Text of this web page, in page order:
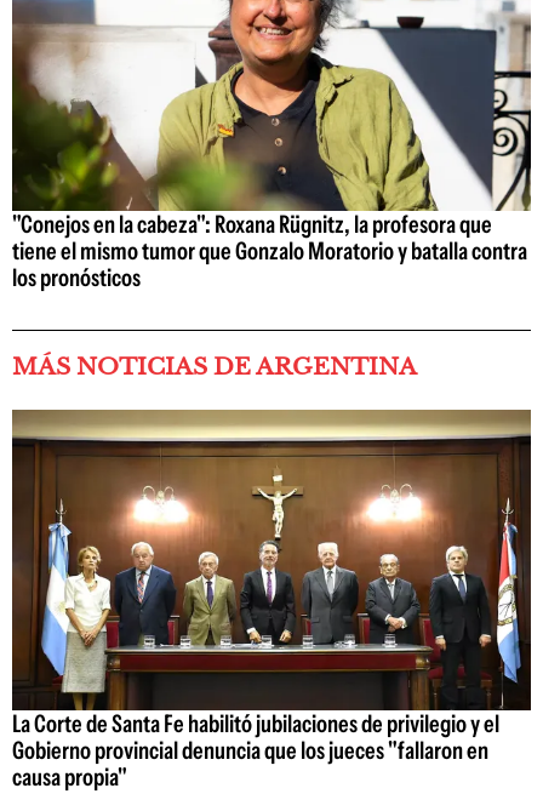
"Conejos en la cabeza": Roxana Rügnitz, la profesora que
tiene el mismo tumor que Gonzalo Moratorio y batalla contra
los pronósticos
MÁS NOTICIAS DE ARGENTINA
La Corte de Santa Fe habilitó jubilaciones de privilegio y el
Gobierno provincial denuncia que los jueces "fallaron en
causa propia"